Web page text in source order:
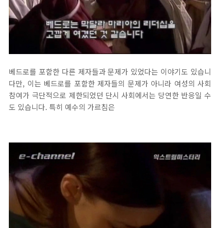
베드로를 포함한 다른 제자들과 문제가 있었다는 이야기도 있습니
다만, 이는 베드로를 포함한 제자들의 문제가 아니라 여성의 사회
참여가 극단적으로 제한되었던 단시 사회에서는 당연한 반응일 수
도 있습니다. 특히 예수의 가르침은